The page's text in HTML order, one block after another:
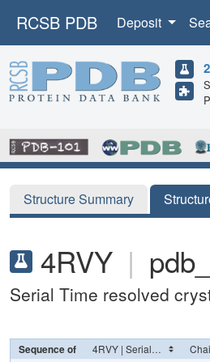
RCSB PDB Deposit
Structure Summary
4RVY |
Serial Time resolved
Sequence of